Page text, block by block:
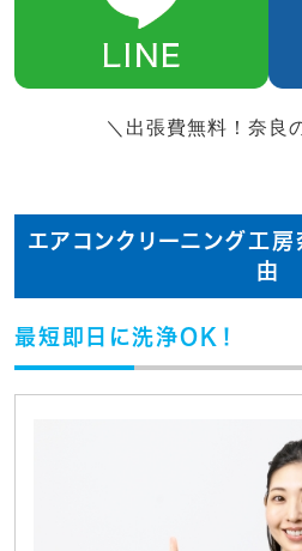
＼出張費無料！奈良
エアコンクリーニング工
由
最短即日に洗浄OK！